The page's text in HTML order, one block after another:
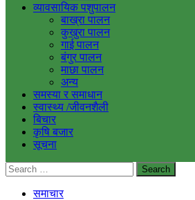
व्यावसायिक पशुपालन
बाख्रा पालन
कुखुरा पालन
गाई पालन
बंगुर पालन
माछा पालन
अन्य
समस्या र समाधान
स्वास्थ्य /जीवनशैली
बिचार
कृषि बजार
सूचना
Search
for:
समाचार